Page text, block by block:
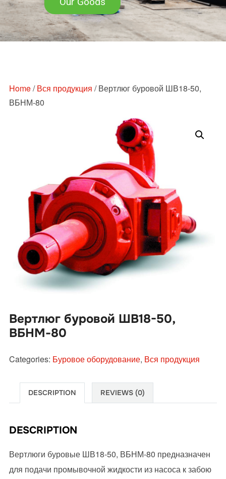
Home/Вся продукция / Вертлюг буровой ШВ18-50,
ВБНМ-80
Вертлюг буровой ШВ18-50,
ВБНМ-80
Categories: Буровое оборудование, Вся продукция
DESCRIPTION REVIEWS (0)
DESCRIPTION
Вертлюги буровые ШВ18-50, ВБНМ-80 предназначен
для подачи промывочной жидкости из насоса к забою